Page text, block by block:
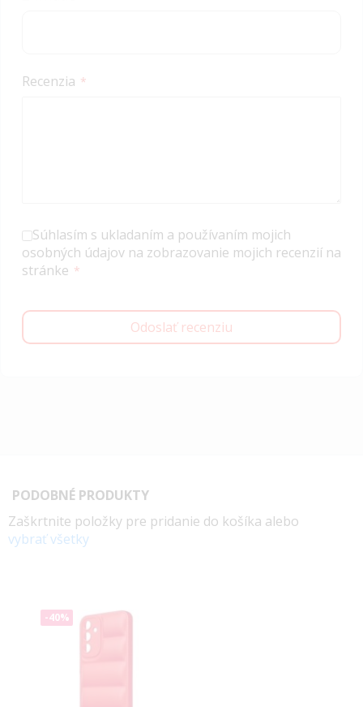
Recenzia
Súhlasím s ukladaním a používaním mojich
osobných údajov na zobrazovanie mojich recenzií na
stránke
Odoslať recenziu
PODOBNÉ PRODUKTY
Zaškrtnite položky pre pridanie do košíka alebo
vybrať všetky
-40%